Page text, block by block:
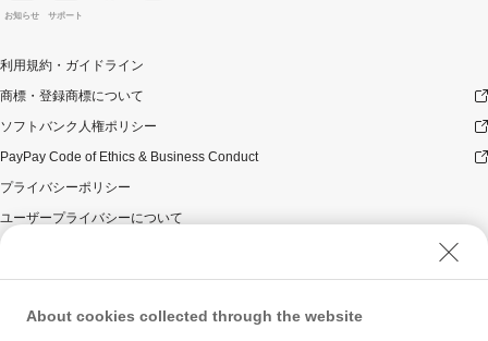
お知らせ サポート
利用規約・ガイドライン
商標・登録商標について
ソフトバンク人権ポリシー
PayPay Code of Ethics & Business Conduct
プライバシーポリシー
ユーザープライバシーについて
ウェブサイト利用規約
反社会的勢力に対する方針
About cookies collected through the website